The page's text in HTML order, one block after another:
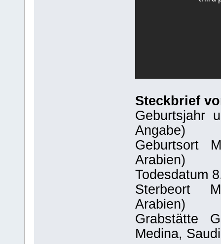
Steckbrief
Geburtsjahr
Angabe)
Geburtsort
Arabien)
Todesdatum
Sterbeort
Arabien)
Grabstätte
Medina,